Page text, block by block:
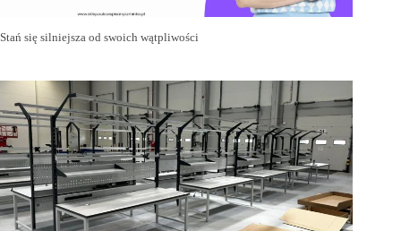
Stań się silniejsza od swoich wątpliwości